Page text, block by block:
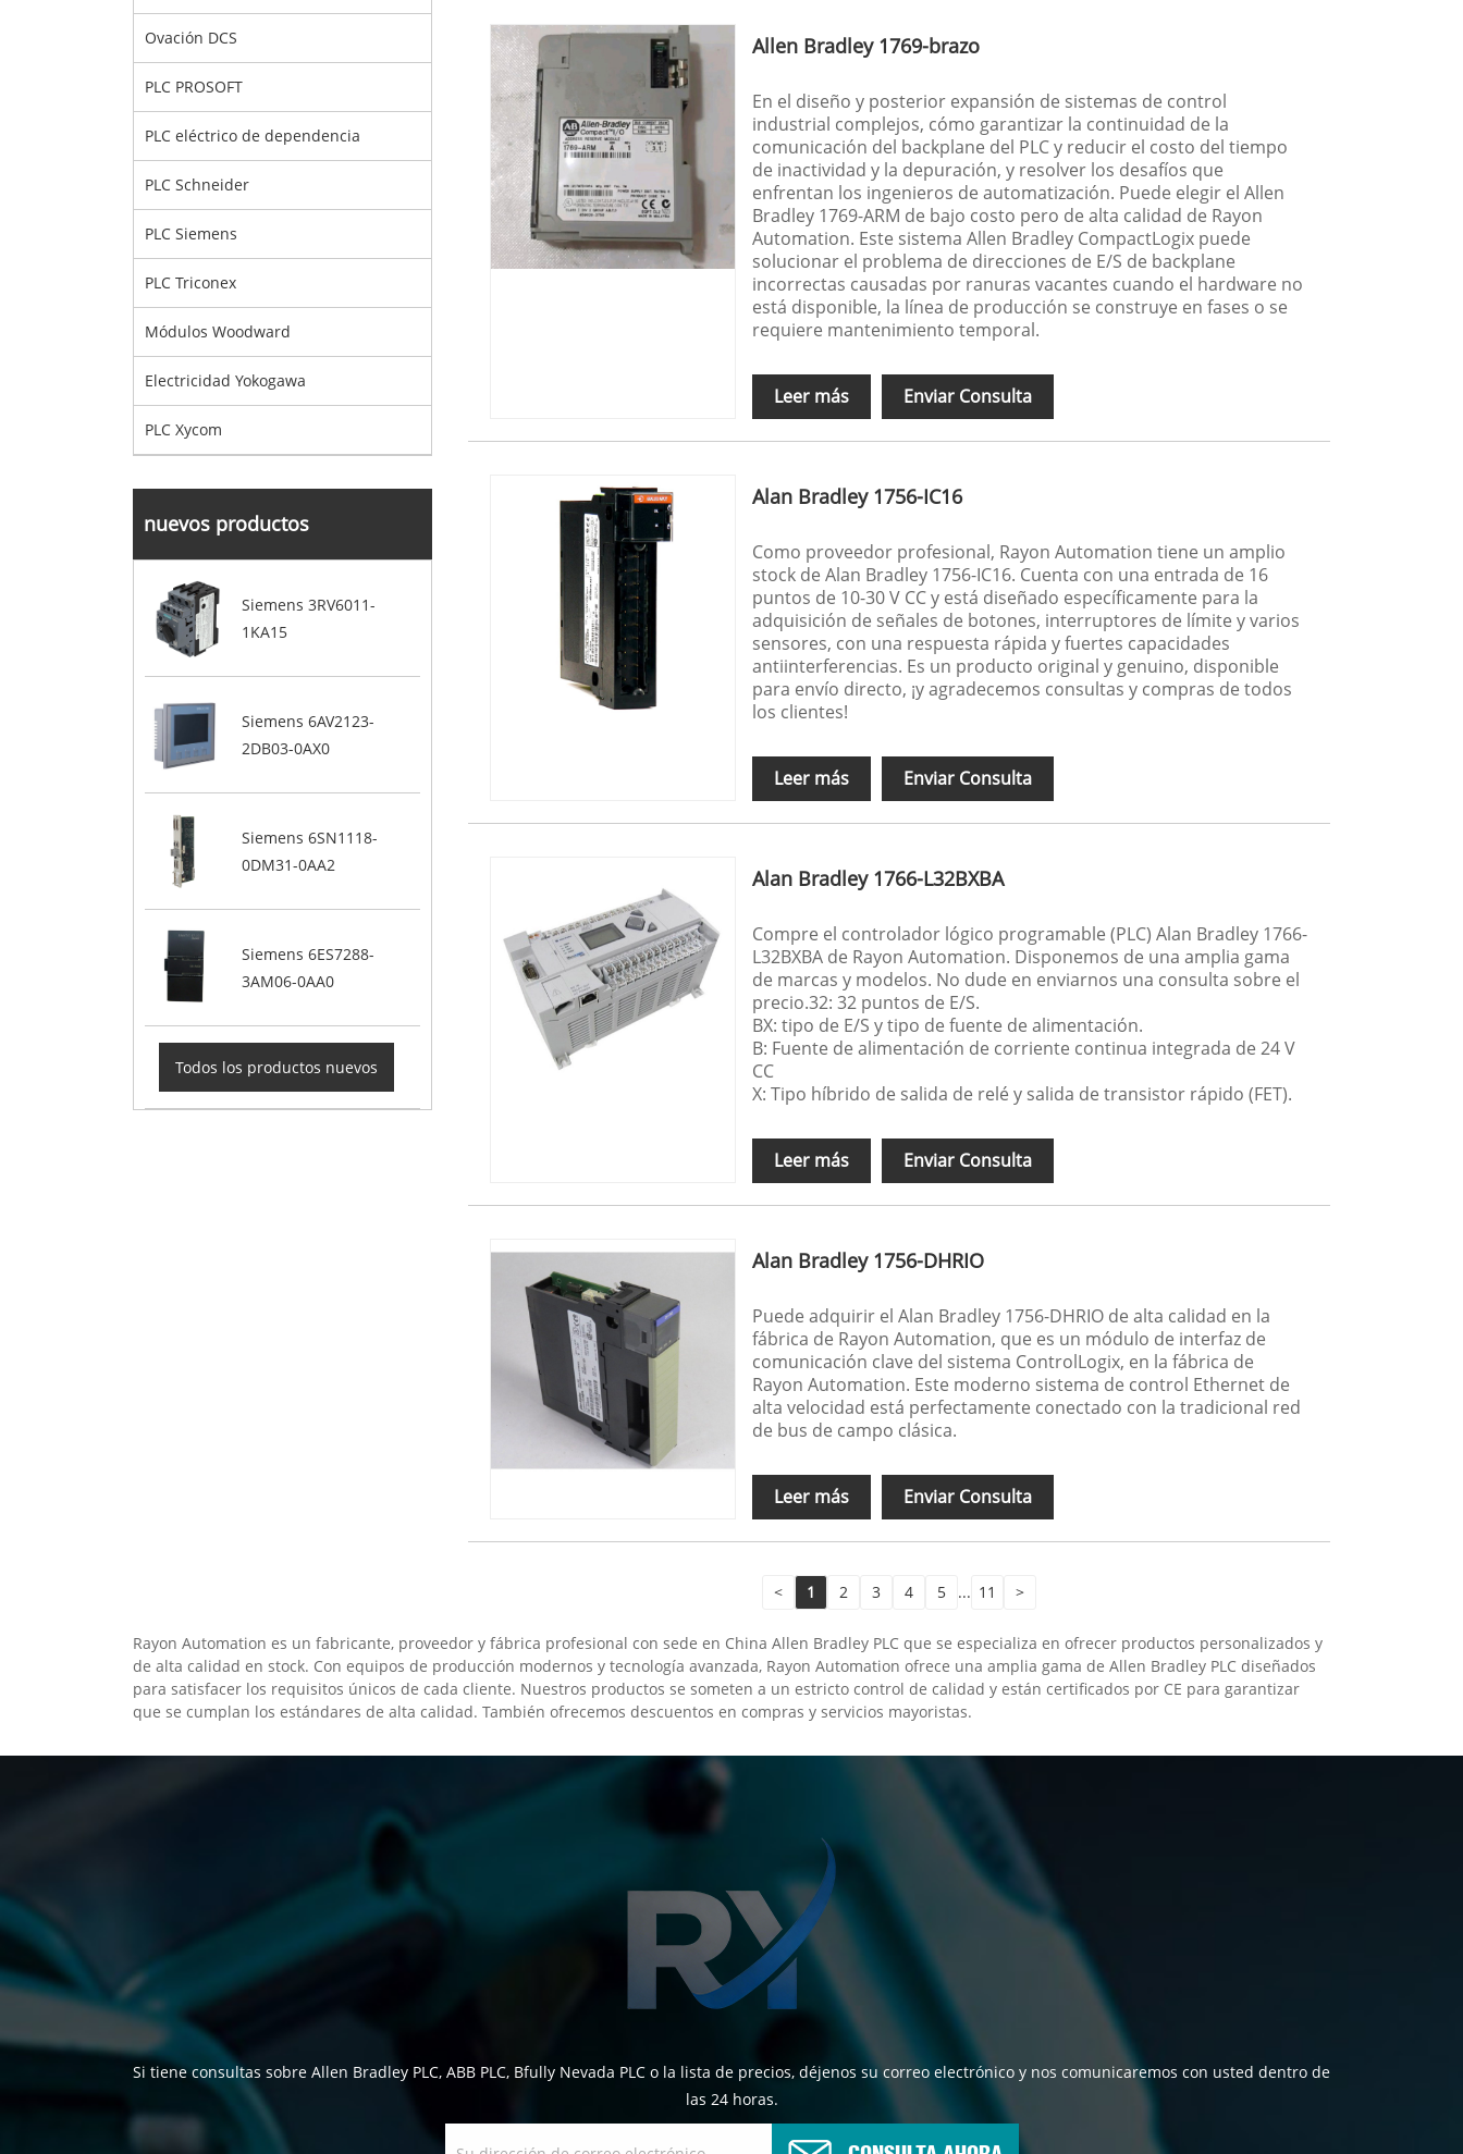
Ovación DCS
PLC PROSOFT
PLC eléctrico de dependencia
PLC Schneider
PLC Siemens
PLC Triconex
Módulos Woodward
Electricidad Yokogawa
PLC Xycom
nuevos productos
Siemens 3RV6011-
1KA15
Siemens 6AV2123-
2DB03-0AX0
Siemens 6SN1118-
0DM31-0AA2
Siemens 6ES7288-
3AM06-0AA0
Todos los productos nuevos
Allen Bradley 1769-brazo
En el diseño y posterior expansión de sistemas de control
industrial complejos, cómo garantizar la continuidad de la
comunicación del backplane del PLC y reducir el costo del tiempo
de inactividad y la depuración, y resolver los desafíos que
enfrentan los ingenieros de automatización. Puede elegir el Allen
Bradley 1769-ARM de bajo costo pero de alta calidad de Rayon
Automation. Este sistema Allen Bradley CompactLogix puede
solucionar el problema de direcciones de E/S de backplane
incorrectas causadas por ranuras vacantes cuando el hardware no
está disponible, la línea de producción se construye en fases o se
requiere mantenimiento temporal.
Leer más Enviar Consulta
Alan Bradley 1756-IC16
Como proveedor profesional, Rayon Automation tiene un amplio
stock de Alan Bradley 1756-IC16. Cuenta con una entrada de 16
puntos de 10-30 V CC y está diseñado específicamente para la
adquisición de señales de botones, interruptores de límite y varios
sensores, con una respuesta rápida y fuertes capacidades
antiinterferencias. Es un producto original y genuino, disponible
para envío directo, ¡y agradecemos consultas y compras de todos
los clientes!
Leer más Enviar Consulta
Alan Bradley 1766-L32BXBA
Compre el controlador lógico programable (PLC) Alan Bradley 1766-
L32BXBA de Rayon Automation. Disponemos de una amplia gama
de marcas y modelos. No dude en enviarnos una consulta sobre el
precio.32: 32 puntos de E/S.
BX: tipo de E/S y tipo de fuente de alimentación.
B: Fuente de alimentación de corriente continua integrada de 24 V
CC
X: Tipo híbrido de salida de relé y salida de transistor rápido (FET).
Leer más Enviar Consulta
Alan Bradley 1756-DHRIO
Puede adquirir el Alan Bradley 1756-DHRIO de alta calidad en la
fábrica de Rayon Automation, que es un módulo de interfaz de
comunicación clave del sistema ControlLogix, en la fábrica de
Rayon Automation. Este moderno sistema de control Ethernet de
alta velocidad está perfectamente conectado con la tradicional red
de bus de campo clásica.
Leer más Enviar Consulta
< 1 2 3 4 5 ... 11 >
Rayon Automation es un fabricante, proveedor y fábrica profesional con sede en China Allen Bradley PLC que se especializa en ofrecer productos personalizados y
de alta calidad en stock. Con equipos de producción modernos y tecnología avanzada, Rayon Automation ofrece una amplia gama de Allen Bradley PLC diseñados
para satisfacer los requisitos únicos de cada cliente. Nuestros productos se someten a un estricto control de calidad y están certificados por CE para garantizar
que se cumplan los estándares de alta calidad. También ofrecemos descuentos en compras y servicios mayoristas.
Si tiene consultas sobre Allen Bradley PLC, ABB PLC, Bfully Nevada PLC o la lista de precios, déjenos su correo electrónico y nos comunicaremos con usted dentro de
las 24 horas.